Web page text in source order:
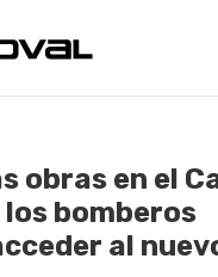
obras en el
bomberos
al